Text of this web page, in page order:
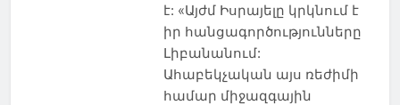
է: «Այժմ Իսրայելը կրկնում է
իր հանցագործությունները
Լիբանանում:
Ահաբեկչական այս ռեժիմի
համար միջազգային